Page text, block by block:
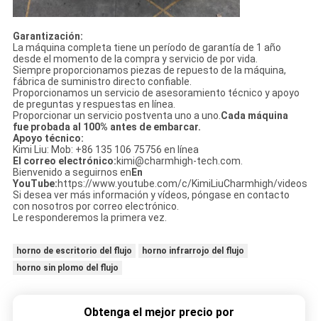
Garantización:
La máquina completa tiene un período de garantía de 1 año
desde el momento de la compra y servicio de por vida.
Siempre proporcionamos piezas de repuesto de la máquina,
fábrica de suministro directo confiable.
Proporcionamos un servicio de asesoramiento técnico y apoyo
de preguntas y respuestas en línea.
Proporcionar un servicio postventa uno a uno.Cada máquina
fue probada al 100% antes de embarcar.
Apoyo técnico:
Kimi Liu: Mob: +86 135 106 75756 en línea
El correo electrónico:kimi@charmhigh-tech.com.
Bienvenido a seguirnos en En
YouTube:https://www.youtube.com/c/KimiLiuCharmhigh/videos
Si desea ver más información y vídeos, póngase en contacto
con nosotros por correo electrónico.
Le responderemos la primera vez.
horno de escritorio del flujo
horno infrarrojo del flujo
horno sin plomo del flujo
Obtenga el mejor precio por